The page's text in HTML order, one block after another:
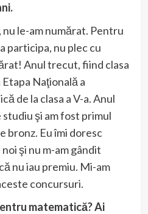
nu le-am numărat. Pentru
participa, nu plec cu
Anul trecut, fiind clasa
Naţională a
de la clasa a V-a. Anul
şi am fost primul
bronz. Eu îmi doresc
şi nu m-am gândit
nu iau premiu. Mi-am
concursuri.
matematică? Ai